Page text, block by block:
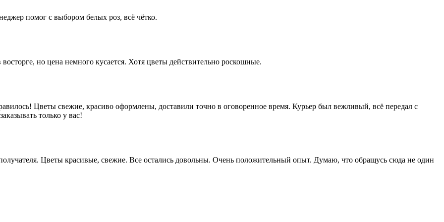
помог с выбором белых роз, всё чётко.
но цена немного кусается. Хотя цветы действительно роскошные.
Цветы свежие, красиво оформлены, доставили точно в оговоренное время. Курьер был вежливый, всё передал с
только у вас!
получателя. Цветы красивые, свежие. Все остались довольны. Очень положительный опыт. Думаю, что обращусь сюда не один